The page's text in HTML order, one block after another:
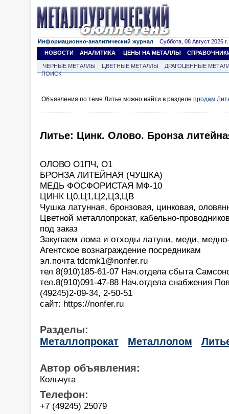
Информационно-аналитический журнал Суббота, 08 Август 2026 г.
НОВОСТИ
АНАЛИТИКА ЦЕНЫ НА МЕТАЛЛЫ
ЧЕРНЫЕ МЕТАЛЛЫ ЦВЕТНЫЕ МЕТАЛЛЫ
ДРАГОЦЕННЫЕ
ПОИСК
Объявления по теме Литье можно найти в разделе продам
Литье: Цинк. Олово. Бронза
ОЛОВО О1ПЧ, О1
БРОНЗА ЛИТЕЙНАЯ (ЧУШКА)
МЕДЬ ФОСФОРИСТАЯ МФ-10
ЦИНК Ц0,Ц1,Ц2,Ц3,ЦВ
Чушка латунная, бронзовая, цинковая,
Цветной металлопрокат, кабельно-
под заказ
Закупаем лома и отходы латуни, меди,
Агентское вознаграждение посредникам
эл.почта tdcmk1@nonfer.ru
тел 8(910)185-61-07 Нач.отдела сбыта
тел.8(910)091-47-88 Нач.отдела снабжения
(49245)2-09-34, 2-50-51
сайт: https://nonfer.ru
Разделы:
Металлопрокат
Металлолом
Автор объявления:
Кольчуга
Телефон:
+7 (49245) 25079